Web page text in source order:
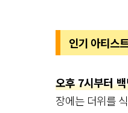
인기 아티스
오후 7시부터
장에는 더위를